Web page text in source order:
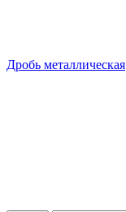
Дробь металлическая